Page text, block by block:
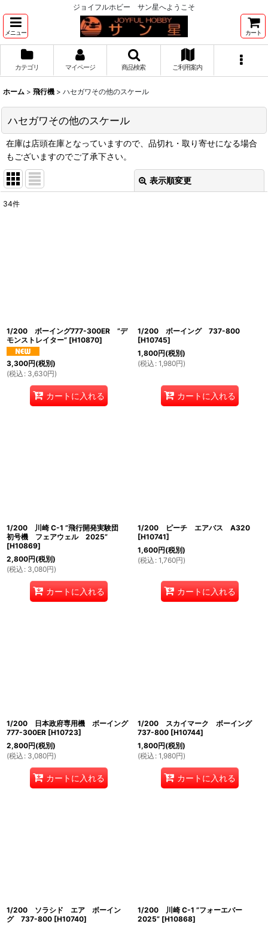
ジョイフルホビー サン星へようこそ
メニュー カート
カテゴリ マイページ 商品検索 ご利用案内
ホーム > 飛行機 > ハセガワその他のスケール
ハセガワその他のスケール
在庫は店頭在庫となっていますので、品切れ・取り寄せになる場合
もございますのでご了承下さい。
表示順変更
34件
1/200 ボーイング777-300ER ”デ
モンストレイター” [H10870]
3,300円(税別)
(税込 : 3,630円)
カートに入れる
1/200 ボーイング 737-800
[H10745]
1,800円(税別)
(税込 : 1,980円)
カートに入れる
1/200 川崎 C-1 ”飛行開発実験団
初号機 フェアウェル 2025”
[H10869]
2,800円(税別)
(税込 : 3,080円)
カートに入れる
1/200 ピーチ エアバス A320
[H10741]
1,600円(税別)
(税込 : 1,760円)
カートに入れる
1/200 日本政府専用機 ボーイング
777-300ER [H10723]
2,800円(税別)
(税込 : 3,080円)
カートに入れる
1/200 スカイマーク ボーイング
737-800 [H10744]
1,800円(税別)
(税込 : 1,980円)
カートに入れる
1/200 ソラシド エア ボーイン
グ 737-800 [H10740]
1/200 川崎 C-1 ”フォーエバー
2025” [H10868]